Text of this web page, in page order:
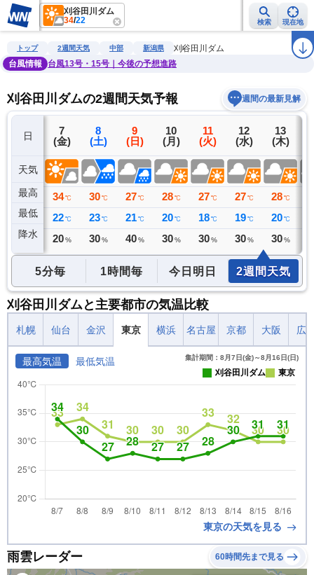
刈谷田川ダム
34/22 検索 現在地
雨雲レーダー 台風情報 地震情報 警報・注意報 ラ
トップ 2週間天気 中部 新潟県
刈谷田川ダム
台風情報
台風13号・15号｜今後の予想進路
刈谷田川ダムの2週間天気予報 週間の最新見解
日
天気
最高
最低
降水
6
(木)
33 ℃
21 ℃
1 ミリ
7
(金)
34 ℃
22 ℃
20 %
8
(土)
30 ℃
23 ℃
30 %
9
(日)
27 ℃
21 ℃
40 %
10
(月)
28 ℃
20 ℃
30 %
11
(火)
27 ℃
18 ℃
30 %
12
(水)
27 ℃
19 ℃
30 %
13
(木)
28 ℃
20 ℃
30 %
5分毎 1時間毎 今日明日 2週間天気
刈谷田川ダムと主要都市の気温比較
札幌 仙台 金沢 東京 横浜 名古屋 京都 大阪 広
最高気温 最低気温 集計期間：8月7日(金)～8月16日(日)
刈谷田川ダム 東京
東京の天気を見る
雨雲レーダー 60時間先まで見る